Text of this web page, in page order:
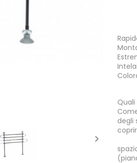

degli